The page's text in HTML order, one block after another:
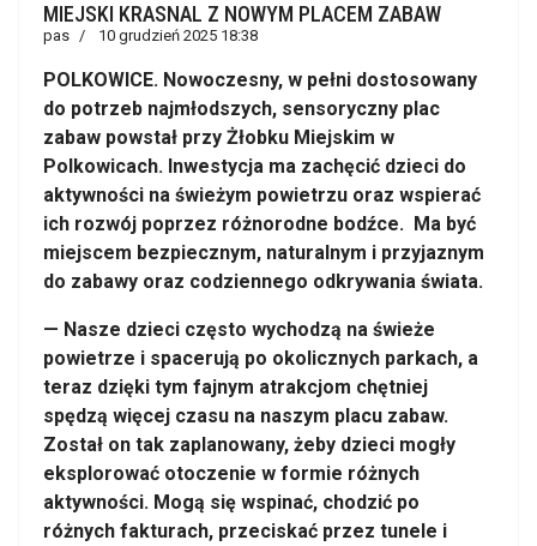
MIEJSKI KRASNAL Z NOWYM PLACEM ZABAW
pas 10 grudzień 2025 18:38
POLKOWICE. Nowoczesny, w pełni dostosowany
do potrzeb najmłodszych, sensoryczny plac
zabaw powstał przy Żłobku Miejskim w
Polkowicach. Inwestycja ma zachęcić dzieci do
aktywności na świeżym powietrzu oraz wspierać
ich rozwój poprzez różnorodne bodźce. Ma być
miejscem bezpiecznym, naturalnym i przyjaznym
do zabawy oraz codziennego odkrywania świata.
— Nasze dzieci często wychodzą na świeże
powietrze i spacerują po okolicznych parkach, a
teraz dzięki tym fajnym atrakcjom chętniej
spędzą więcej czasu na naszym placu zabaw.
Został on tak zaplanowany, żeby dzieci mogły
eksplorować otoczenie w formie różnych
aktywności. Mogą się wspinać, chodzić po
różnych fakturach, przeciskać przez tunele i